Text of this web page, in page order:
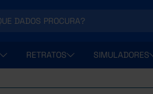
RETRATOS SIMULADORES